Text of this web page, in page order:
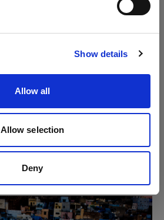
Show details
Allow all
Allow selection
Deny
トにアクセス
B10を向け、温かみのあるリムラ
建物から際立たせることができ